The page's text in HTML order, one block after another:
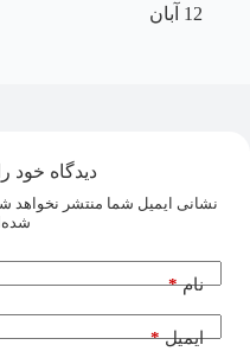
12 آبان
دیدگاه خود
نشانی ایمیل شما منتشر نخواهد
نام*
ایمیل*